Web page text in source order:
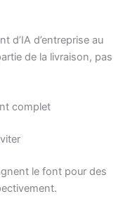
d’IA d’entreprise au
de la livraison, pas
complet
le font pour des